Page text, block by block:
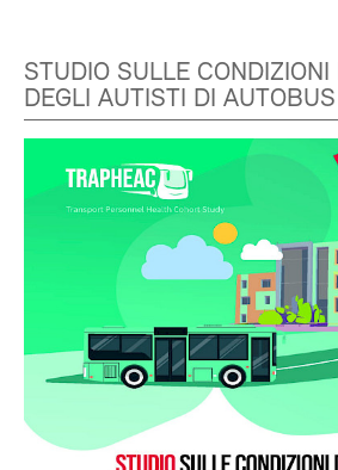
STUDIO SULLE CONDIZIONI
DEGLI AUTISTI DI AUTOBUS